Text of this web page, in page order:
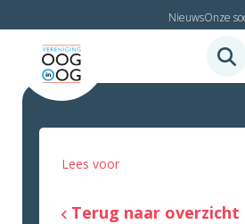
NieuwsOnze
Lees voor
Terug naar overzicht